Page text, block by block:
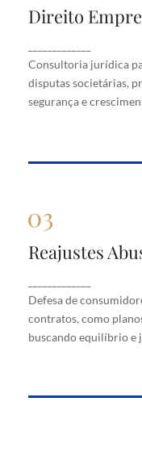
Direito
Consultoria jurídica
disputas societárias,
segurança e
contratos,
e direitos,
Reajustes
Defesa de
contratos, como
buscando equilíbrio e
em contratos,
essenciais,